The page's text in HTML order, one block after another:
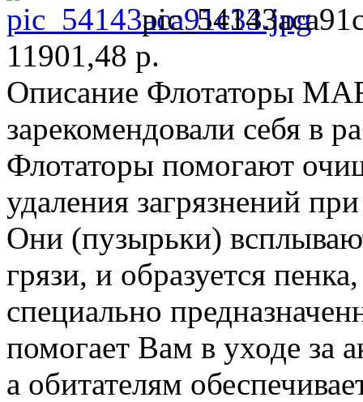
11901,48 р.
Описание Флотаторы
зарекомендовали себя в
Флотаторы помогают
удаления загрязнений
Они (пузырьки)
грязи, и образуется
специально
помогает Вам в уходе за
а обитателям